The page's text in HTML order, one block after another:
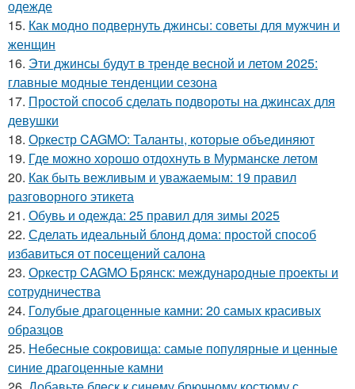
одежде
15. Как модно подвернуть джинсы: советы для мужчин и
женщин
16. Эти джинсы будут в тренде весной и летом 2025:
главные модные тенденции сезона
17. Простой способ сделать подвороты на джинсах для
девушки
18. Оркестр CAGMO: Таланты, которые объединяют
19. Где можно хорошо отдохнуть в Мурманске летом
20. Как быть вежливым и уважаемым: 19 правил
разговорного этикета
21. Обувь и одежда: 25 правил для зимы 2025
22. Сделать идеальный блонд дома: простой способ
избавиться от посещений салона
23. Оркестр CAGMO Брянск: международные проекты и
сотрудничества
24. Голубые драгоценные камни: 20 самых красивых
образцов
25. Небесные сокровища: самые популярные и ценные
синие драгоценные камни